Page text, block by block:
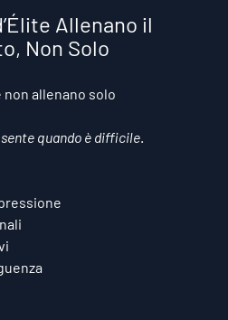
Allenano il
Non Solo
allenano solo
quando è difficile.